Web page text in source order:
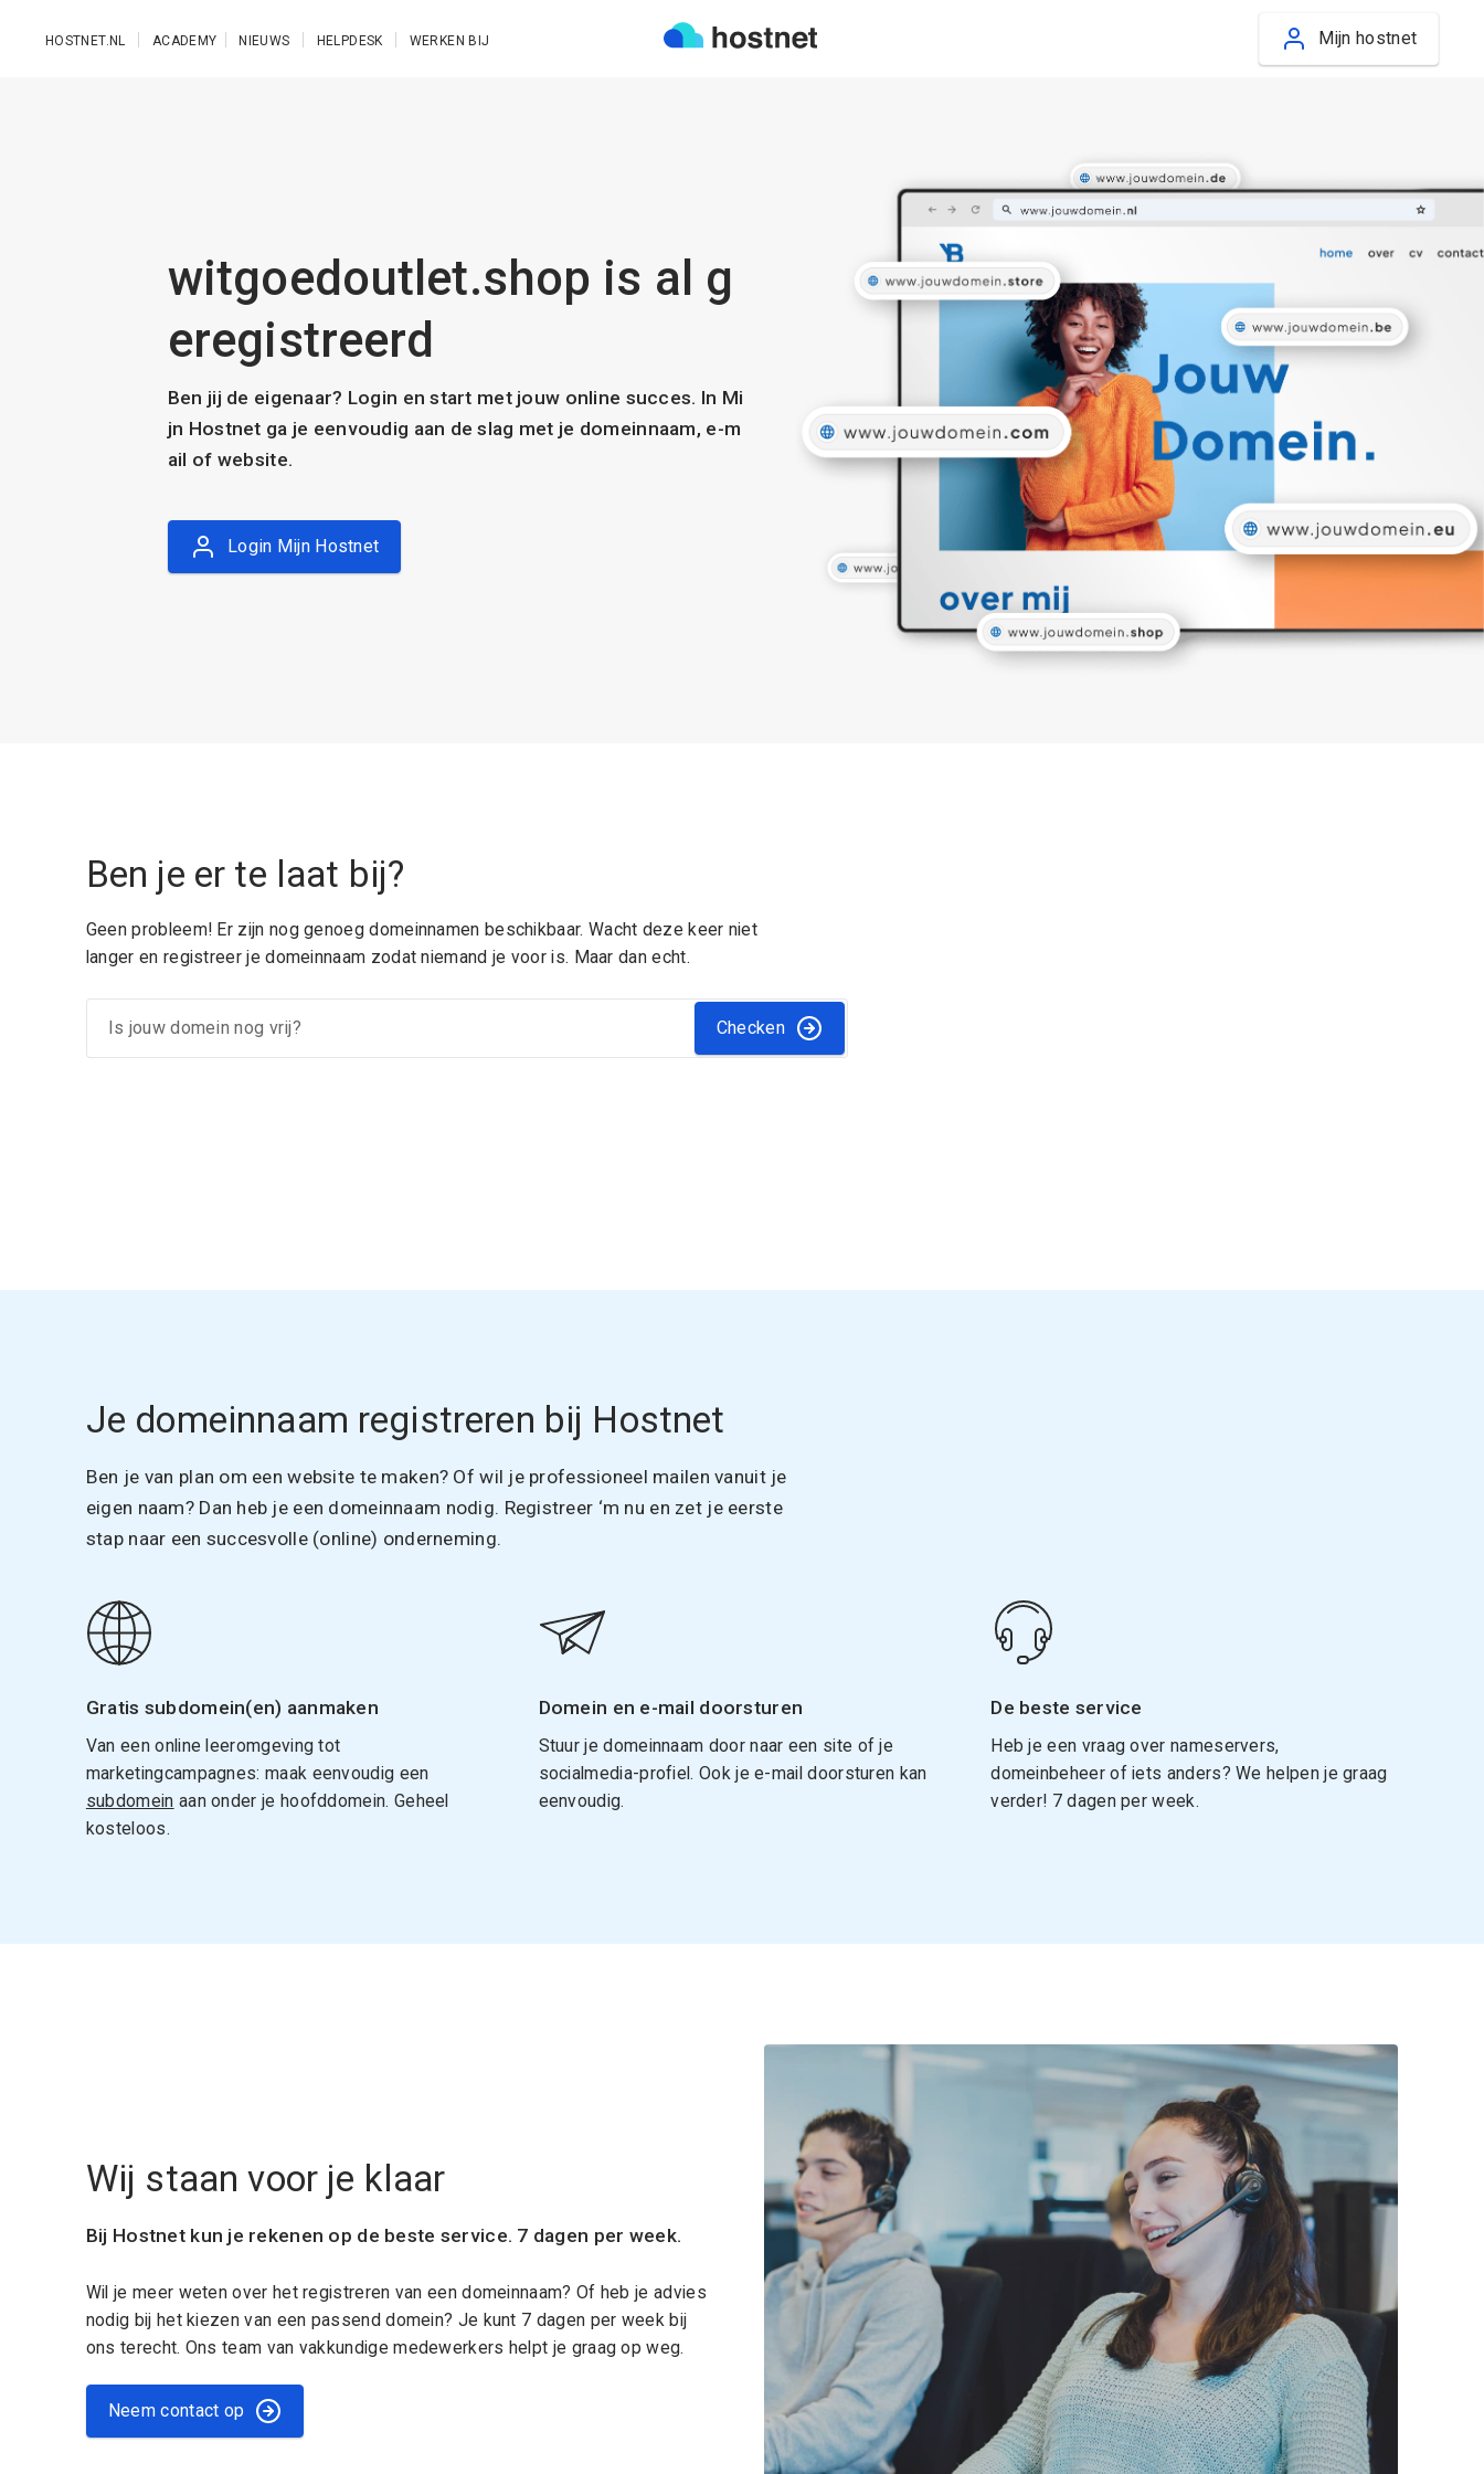
HOSTNET.NL ACADEMY NIEUWS HELPDESK WERKEN BIJ Mijn hostnet
witgoedoutlet.shop is al g
eregistreerd
Ben jij de eigenaar? Login en start met jouw online succes. In Mi
jn Hostnet ga je eenvoudig aan de slag met je domeinnaam, e-m
ail of website.
Login Mijn Hostnet
Ben je er te laat bij?
Geen probleem! Er zijn nog genoeg domeinnamen beschikbaar. Wacht deze keer niet
langer en registreer je domeinnaam zodat niemand je voor is. Maar dan echt.
Checken
Je domeinnaam registreren bij Hostnet
Ben je van plan om een website te maken? Of wil je professioneel mailen vanuit je
eigen naam? Dan heb je een domeinnaam nodig. Registreer ‘m nu en zet je eerste
stap naar een succesvolle (online) onderneming.
Gratis subdomein(en) aanmaken
Van een online leeromgeving tot
marketingcampagnes: maak eenvoudig een
subdomein aan onder je hoofddomein. Geheel
kosteloos.
Domein en e-mail doorsturen
Stuur je domeinnaam door naar een site of je
socialmedia-profiel. Ook je e-mail doorsturen kan
eenvoudig.
De beste service
Heb je een vraag over nameservers,
domeinbeheer of iets anders? We helpen je graag
verder! 7 dagen per week.
Wij staan voor je klaar
Bij Hostnet kun je rekenen op de beste service. 7 dagen per week.
Wil je meer weten over het registreren van een domeinnaam? Of heb je advies
nodig bij het kiezen van een passend domein? Je kunt 7 dagen per week bij
ons terecht. Ons team van vakkundige medewerkers helpt je graag op weg.
Neem contact op